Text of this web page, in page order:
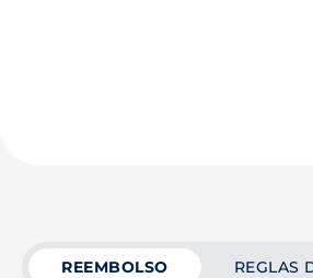
REEMBOLSO REGLAS